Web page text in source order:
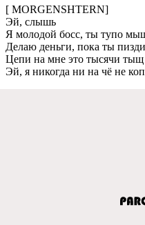
[ MORGENSHTERN]
Эй, слышь
Я молодой босс, ты тупо
Делаю деньги, пока ты
Цепи на мне это тысячи тыщ
Эй, я никогда ни на чё не